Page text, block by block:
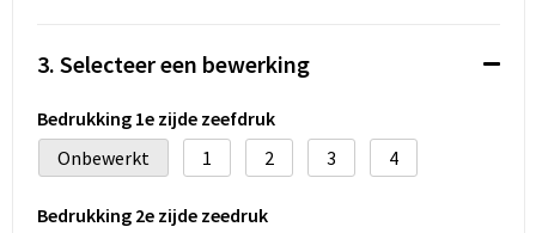
3. Selecteer een bewerking
Bedrukking 1e zijde zeefdruk
Onbewerkt
1 2 3 4
Bedrukking 2e zijde zeedruk